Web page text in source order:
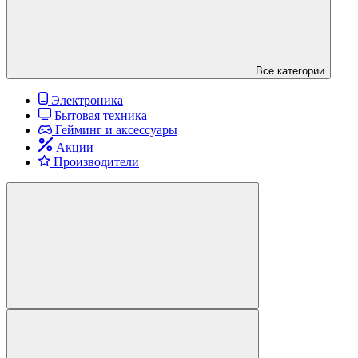
Все категории
Электроника
Бытовая техника
Гейминг и аксессуары
Акции
Производители